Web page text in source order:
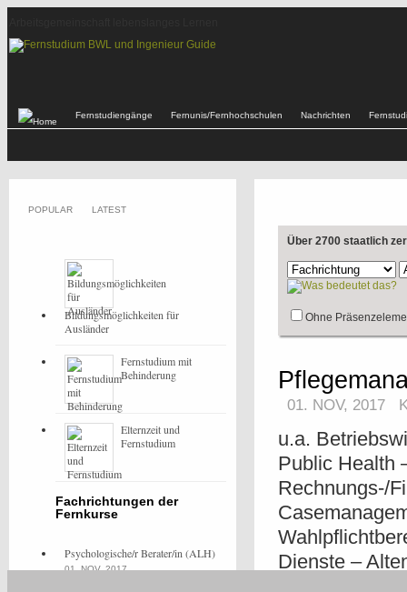
Fernstudiengänge Fernunis/Fernhochschulen Nachrichten
Über 2700 staatlich
Ohne
01. NOV, 2017
u.a.
Public Health
Rechnungs-/
Dienste –
POPULAR LATEST
Bildungsmöglichkeiten für
Ausländer
Fernstudium mit
Behinderung
Elternzeit und
Fernstudium
Fachrichtungen der
Fernkurse
Psychologische/r Berater/in (ALH)
01. NOV, 2017